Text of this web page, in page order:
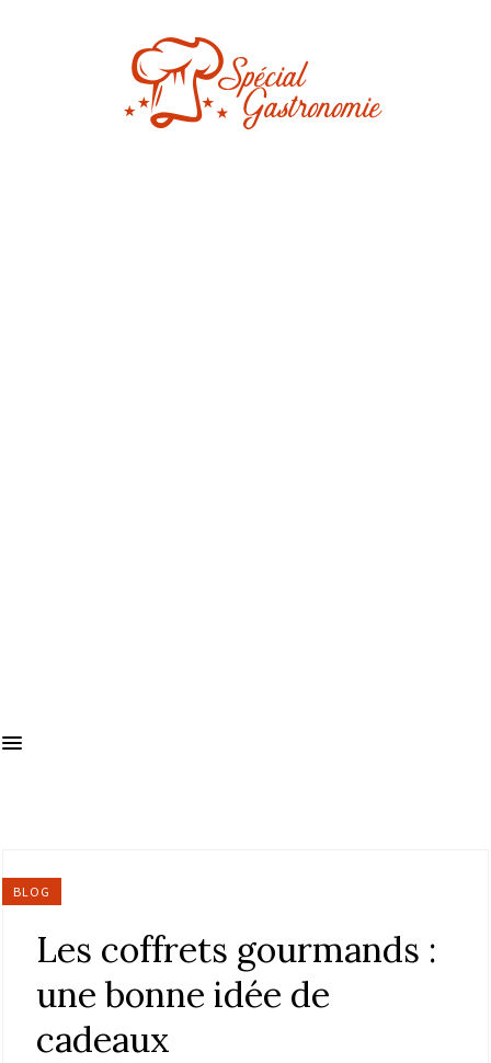
BLOG
Les coffrets gourmands :
une bonne idée de
cadeaux